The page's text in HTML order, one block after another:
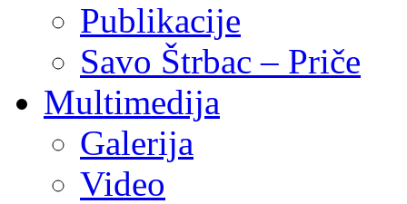
Publikacije
Savo Štrbac – Priče
Multimedija
Galerija
Video